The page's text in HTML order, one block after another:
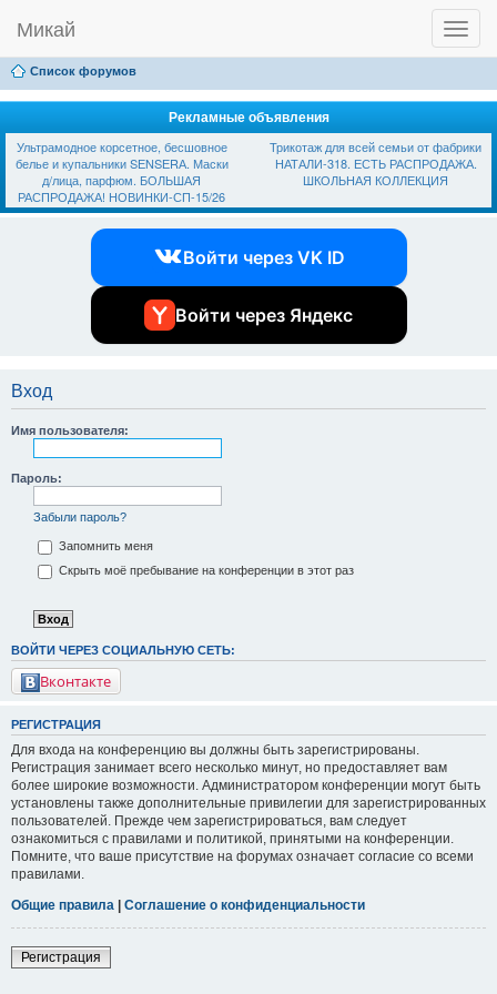
T
o
g
l
n
a
v
g
Микай
Ссылки Вход
Список форумов
Рекламные объявления
Ультрамодное корсетное, бесшовное
белье и купальники SЕNSЕRА. Маски
д/лица, парфюм. БОЛЬШАЯ
РАСПРОДАЖА! НОВИНКИ-СП-15/26
Трикотаж для всей семьи от фабрики
НАТАЛИ-318. ЕСТЬ РАСПРОДАЖА.
ШКОЛЬНАЯ КОЛЛЕКЦИЯ
Войти через VK ID
Войти через Яндекс
Вход
Имя пользователя:
Пароль:
Забыли пароль?
Запомнить меня
Скрыть моё пребывание на конференции в этот раз
ВОЙТИ ЧЕРЕЗ СОЦИАЛЬНУЮ СЕТЬ:
Вконтакте
РЕГИСТРАЦИЯ
Для входа на конференцию вы должны быть зарегистрированы.
Регистрация занимает всего несколько минут, но предоставляет вам
более широкие возможности. Администратором конференции могут быть
установлены также дополнительные привилегии для зарегистрированных
пользователей. Прежде чем зарегистрироваться, вам следует
ознакомиться с правилами и политикой, принятыми на конференции.
Помните, что ваше присутствие на форумах означает согласие со всеми
правилами.
Общие правила
Соглашение о конфиденциальности
Регистрация